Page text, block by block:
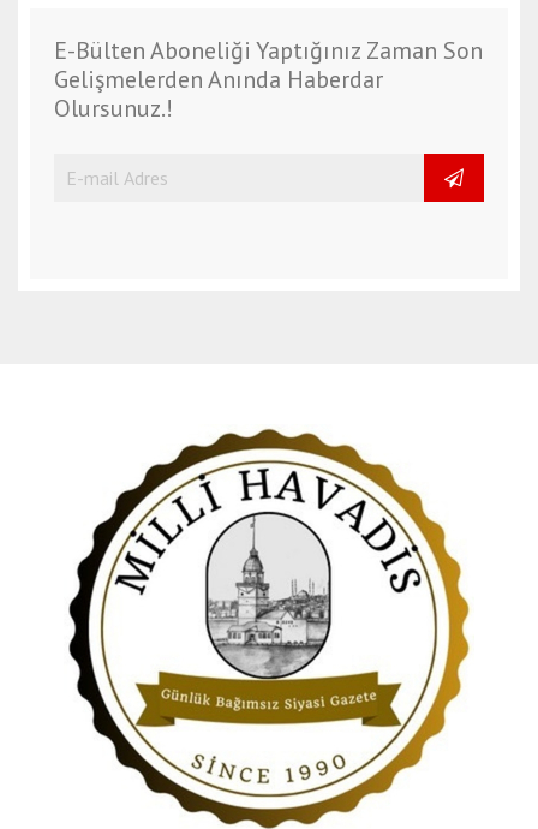
E-Bülten Aboneliği Yaptığınız Zaman Son
Gelişmelerden Anında Haberdar
Olursunuz.!